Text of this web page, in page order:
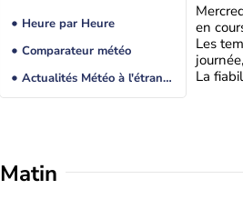
Heure par Heure
Comparateur météo
Actualités Météo à l'étranger
en
Les
La
Matin